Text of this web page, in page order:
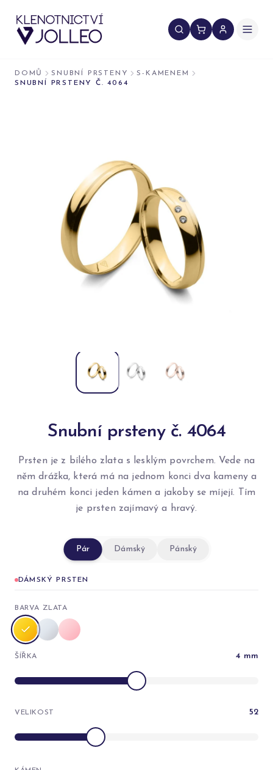
DOMŮ SNUBNÍ PRSTENY
S-KAMENEM
SNUBNÍ PRSTENY Č. 4064
Snubní prsteny č. 4064
Prsten je z bílého zlata s lesklým povrchem. Vede na
něm drážka, která má na jednom konci dva kameny a
na druhém konci jeden kámen a jakoby se míjejí. Tím
je prsten zajímavý a hravý.
Pár Dámský Pánský
DÁMSKÝ PRSTEN
BARVA ZLATA
ŠÍŘKA 4 mm
VELIKOST 52